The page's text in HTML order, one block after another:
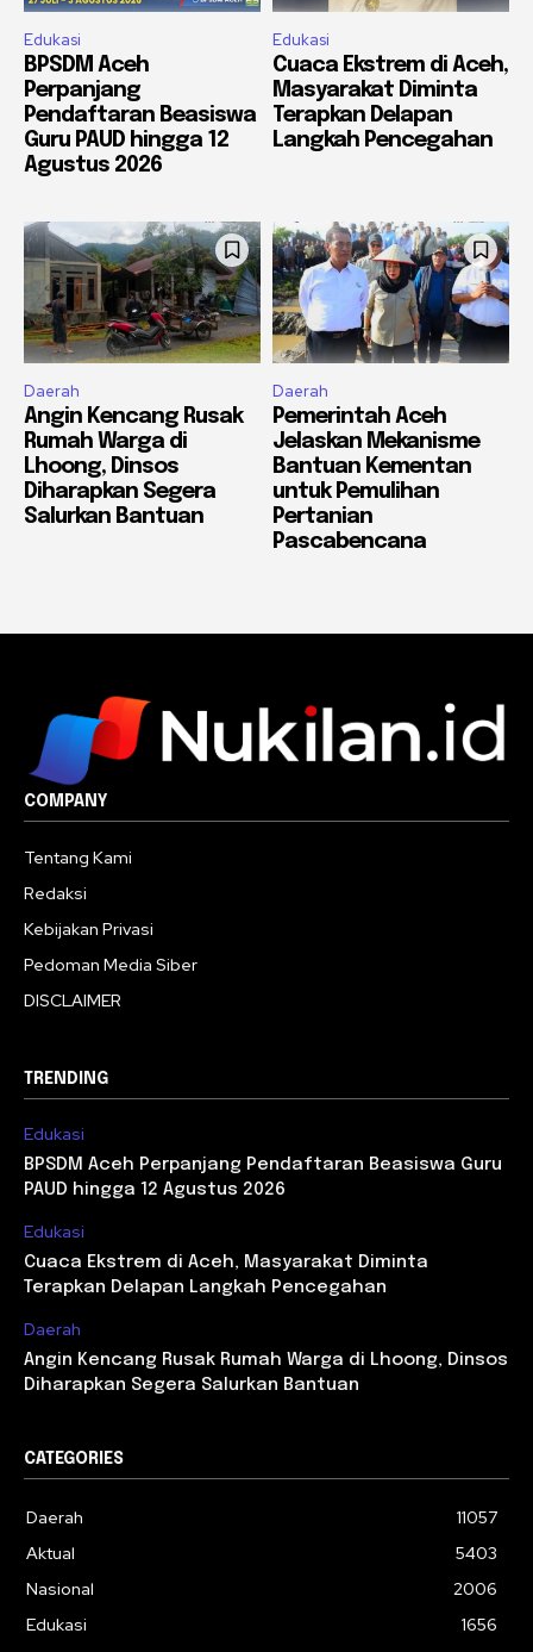
Edukasi
BPSDM Aceh
Perpanjang
Pendaftaran Beasiswa
Guru PAUD hingga 12
Agustus 2026
Edukasi
Cuaca Ekstrem di Aceh,
Masyarakat Diminta
Terapkan Delapan
Langkah Pencegahan
Daerah
Angin Kencang Rusak
Rumah Warga di
Lhoong, Dinsos
Diharapkan Segera
Salurkan Bantuan
Daerah
Pemerintah Aceh
Jelaskan Mekanisme
Bantuan Kementan
untuk Pemulihan
Pertanian
Pascabencana
COMPANY
Tentang Kami
Redaksi
Kebijakan Privasi
Pedoman Media Siber
DISCLAIMER
TRENDING
Edukasi
BPSDM Aceh Perpanjang Pendaftaran Beasiswa Guru
PAUD hingga 12 Agustus 2026
Edukasi
Cuaca Ekstrem di Aceh, Masyarakat Diminta
Terapkan Delapan Langkah Pencegahan
Daerah
Angin Kencang Rusak Rumah Warga di Lhoong, Dinsos
Diharapkan Segera Salurkan Bantuan
CATEGORIES
Daerah
11057
Aktual
5403
Nasional
2006
Edukasi
1656